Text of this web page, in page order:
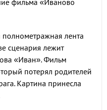
фильма «Иваново
лента
сценария лежит
«Иван». Фильм
потерял родителей
Картина принесла